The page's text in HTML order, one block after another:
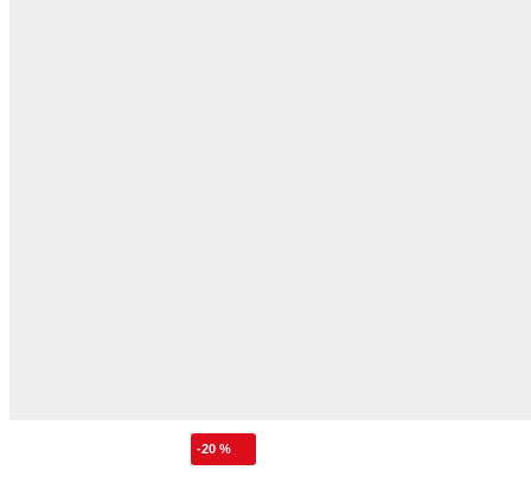
-20 %